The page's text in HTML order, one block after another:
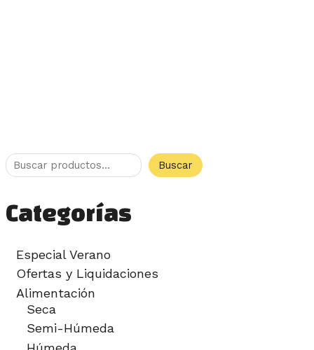
Buscar
Categorías
Especial Verano
Ofertas y Liquidaciones
Alimentación
Seca
Semi-Húmeda